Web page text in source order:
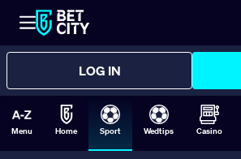
LOG IN
Menu Home Sport Wedtips Casino